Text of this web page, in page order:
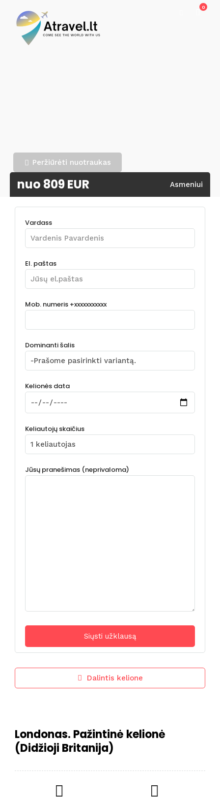
0
Peržiūrėti nuotraukas
nuo 809 EUR Asmeniui
Vardass
El. paštas
Mob. numeris +xxxxxxxxxxx
Dominanti šalis
Kelionės data
Keliautojų skaičius
Jūsų pranešimas (neprivaloma)
Dalintis kelione
Londonas. Pažintinė kelionė
(Didžioji Britanija)